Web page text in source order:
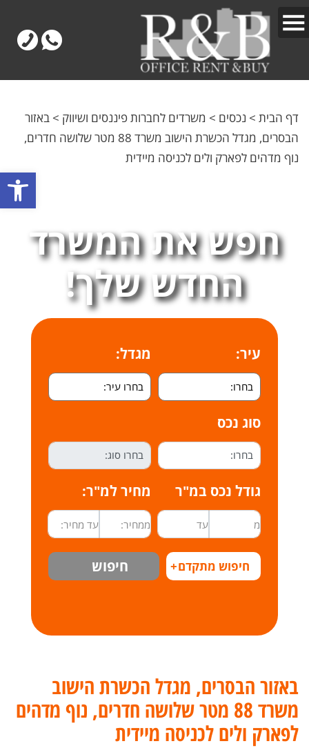
דף הבית > נכסים > משרדים לחברות פיננסים ושיווק > באזור
הבסרים, מגדל הכשרת הישוב משרד 88 מטר שלושה חדרים,
נוף מדהים לפארק ולים לכניסה מיידית
חפש את המשרד
החדש שלך!
עיר: מגדל:
סוג נכס
גודל נכס במ"ר מחיר למ"ר:
חיפוש מתקדם+ חיפוש
באזור הבסרים, מגדל הכשרת הישוב
משרד 88 מטר שלושה חדרים, נוף מדהים
לפארק ולים לכניסה מיידית